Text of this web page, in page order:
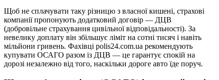
Щоб не сплачувати таку різницю з власної кишені, страхові
компанії пропонують додатковий договір — ДЦВ
(добровільне страхування цивільної відповідальності). За
невелику доплату він збільшує ліміт на сотні тисяч і навіть
мільйони гривень. Фахівці polis24.com.ua рекомендують
купувати ОСАГО разом із ДЦВ — це гарантує спокій на
дорозі незалежно від того, наскільки дороге авто їде поруч.